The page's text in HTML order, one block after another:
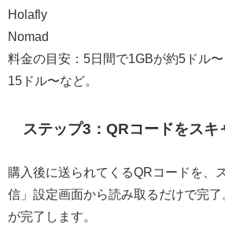
Holafly
Nomad
料金の目安：5日間で1GBが約5ドル
15ドル〜など。
ステップ3：QRコードをスキ
購入後に送られてくるQRコードを、
信」設定画面から読み取るだけで完
が完了します。